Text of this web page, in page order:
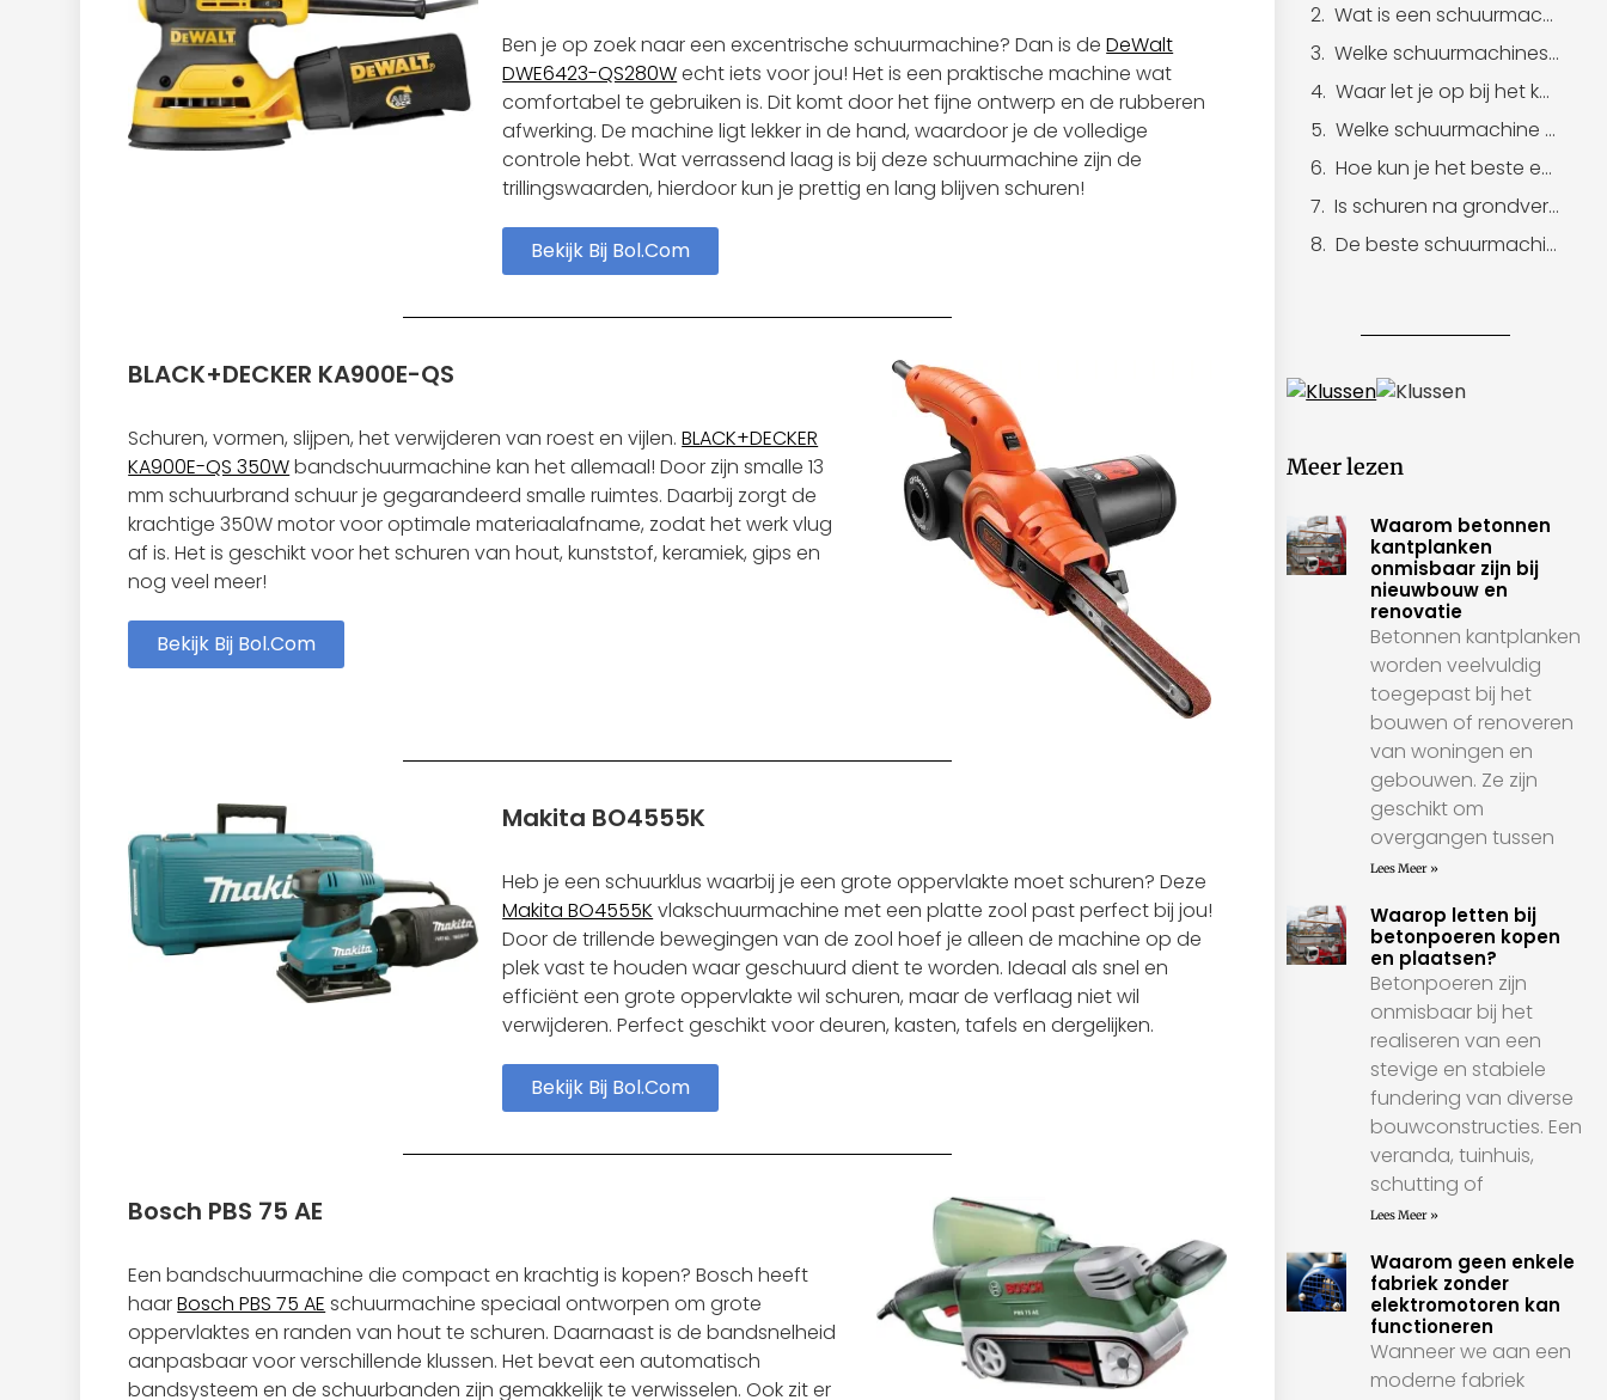
Ben je op zoek naar een excentrische schuurmachine? Dan is deDeWalt
DWE6423-QS280Wecht iets voor jou! Het is een praktische machine wat
comfortabel te gebruiken is. Dit komt door het fijne ontwerp en de rubberen
afwerking. De machine ligt lekker in de hand, waardoor je de volledige
controle hebt. Wat verrassend laag is bij deze schuurmachine zijn de
trillingswaarden, hierdoor kun je prettig en lang blijven schuren!
Bekijk Bij Bol.com
BLACK+DECKER KA900E-QS
Schuren, vormen, slijpen, het verwijderen van roest en vijlen.BLACK+DECKER
KA900E-QS 350Wbandschuurmachine kan het allemaal! Door zijn smalle 13
mm schuurbrand schuur je gegarandeerd smalle ruimtes. Daarbij zorgt de
krachtige 350W motor voor optimale materiaalafname, zodat het werk vlug
af is. Het is geschikt voor het schuren van hout, kunststof, keramiek, gips en
nog veel meer!
Bekijk Bij Bol.com
Makita BO4555K
Heb je een schuurklus waarbij je een grote oppervlakte moet schuren? Deze
Makita BO4555K vlakschuurmachine met een platte zool past perfect bij jou!
Door de trillende bewegingen van de zool hoef je alleen de machine op de
plek vast te houden waar geschuurd dient te worden. Ideaal als snel en
efficiënt een grote oppervlakte wil schuren, maar de verflaag niet wil
verwijderen. Perfect geschikt voor deuren, kasten, tafels en dergelijken.
Bekijk Bij Bol.com
Bosch PBS 75 AE
Een bandschuurmachine die compact en krachtig is kopen? Bosch heeft
haarBosch PBS 75 AE schuurmachine speciaal ontworpen om grote
oppervlaktes en randen van hout te schuren. Daarnaast is de bandsnelheid
aanpasbaar voor verschillende klussen. Het bevat een automatisch
bandsysteem en de schuurbanden zijn gemakkelijk te verwisselen. Ook zit er
Wat is een schuurmachine?
Welke schuurmachines gebruiken schilders?
Waar let je op bij het kopen van een schuurmachine?
Welke schuurmachine voor ramen en kozijnen?
Hoe kun je het beste een kozijn schuren?
Is schuren na grondverf nodig?
De beste schuurmachine uit de test
Meer lezen
Waarom betonnen
kantplanken
onmisbaar zijn bij
nieuwbouw en
renovatie
Betonnen kantplanken
worden veelvuldig
toegepast bij het
bouwen of renoveren
van woningen en
gebouwen. Ze zijn
geschikt om
overgangen tussen
Lees Meer »
Waarop letten bij
betonpoeren kopen
en plaatsen?
Betonpoeren zijn
onmisbaar bij het
realiseren van een
stevige en stabiele
fundering van diverse
bouwconstructies. Een
veranda, tuinhuis,
schutting of
Lees Meer »
Waarom geen enkele
fabriek zonder
elektromotoren kan
functioneren
Wanneer we aan een
moderne fabriek